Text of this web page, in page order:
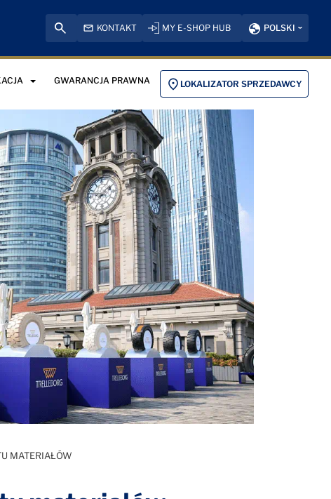
KONTAKT MY E-SHOP HUB POLSKI
GWARANCJA PRAWNA LOKALIZATOR SPRZEDAWCY
MATERIAŁÓW